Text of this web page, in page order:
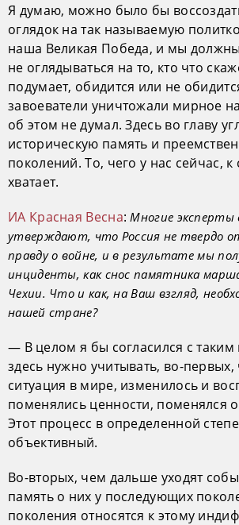
Я думаю, можно было бы
оглядок на так называемую
наша Великая Победа, и мы
не оглядываться на то, кто что
подумает, обидится или не
завоеватели уничтожали мирное
об этом не думал. Здесь во главу
историческую память и
поколений. То, чего у нас сейчас,
хватает.
ИА Красная Весна:Многие эксперты
утверждают, что Россия не твердо
правду о войне, и в результате мы
инциденты, как снос памятника
Чехии. Что и как, на Ваш взгляд,
нашей стране?
— В целом я бы согласился с
здесь нужно учитывать, во-
ситуация в мире, изменилось и
поменялись ценности, поменялся
Этот процесс в определенной
объективный.
Во-вторых, чем дальше уходят
память о них у последующих
поколения относятся к этому